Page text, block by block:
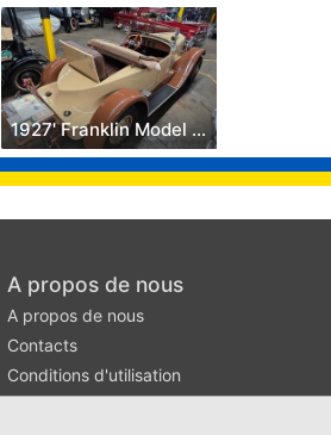
1927' Franklin Model 11B
A propos de nous
A propos de nous
Contacts
Conditions d'utilisation